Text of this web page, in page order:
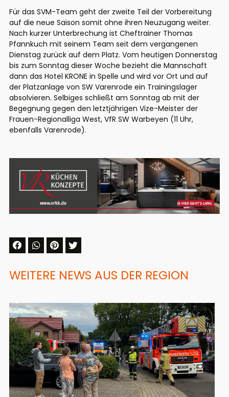
Für das SVM-Team geht der zweite Teil der Vorbereitung
auf die neue Saison somit ohne ihren Neuzugang weiter.
Nach kurzer Unterbrechung ist Cheftrainer Thomas
Pfannkuch mit seinem Team seit dem vergangenen
Dienstag zurück auf dem Platz. Vom heutigen Donnerstag
bis zum Sonntag dieser Woche bezieht die Mannschaft
dann das Hotel KRONE in Spelle und wird vor Ort und auf
der Platzanlage von SW Varenrode ein Trainingslager
absolvieren. Selbiges schließt am Sonntag ab mit der
Begegnung gegen den letztjährigen Vize-Meister der
Frauen-Regionalliga West, VfR SW Warbeyen (11 Uhr,
ebenfalls Varenrode).
WEITERE NEWS AUS DER REGION